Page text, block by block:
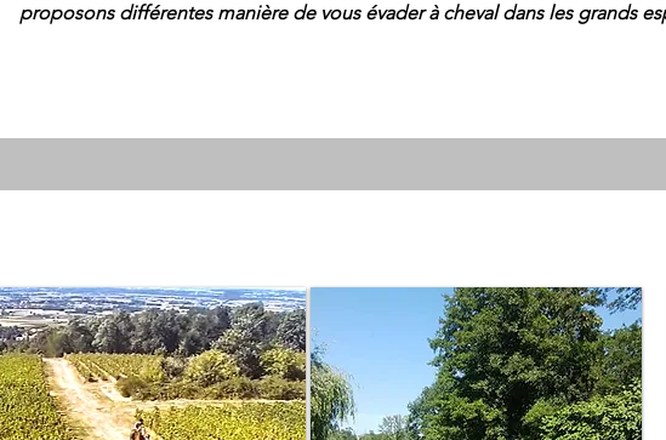
proposons différentes manière de vous évader à cheval dans les grands